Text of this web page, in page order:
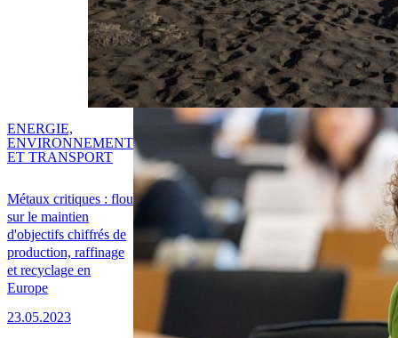
Métaux critiques : flou
sur le maintien
d'objectifs chiffrés de
production, raffinage
et recyclage en
Europe
23.05.2023
ENERGIE,
ENVIRONNEMENT
ET TRANSPORT